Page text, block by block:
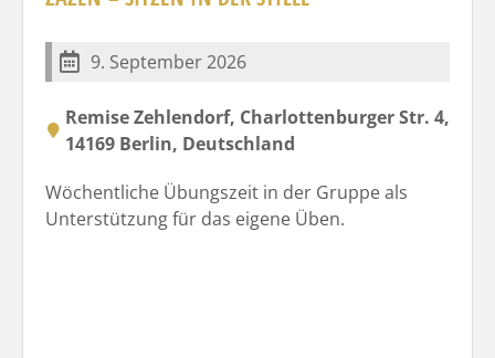
9. September 2026
Remise Zehlendorf, Charlottenburger Str. 4,
14169 Berlin, Deutschland
Wöchentliche Übungszeit in der Gruppe als
Unterstützung für das eigene Üben.